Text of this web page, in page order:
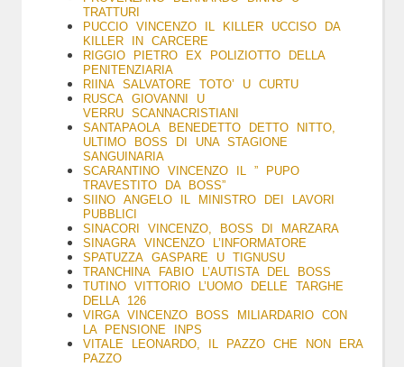
TRATTURI
PUCCIO VINCENZO IL KILLER UCCISO DA
KILLER IN CARCERE
RIGGIO PIETRO EX POLIZIOTTO DELLA
PENITENZIARIA
RIINA SALVATORE TOTO’ U CURTU
RUSCA GIOVANNI U
VERRU SCANNACRISTIANI
SANTAPAOLA BENEDETTO DETTO NITTO,
ULTIMO BOSS DI UNA STAGIONE
SANGUINARIA
SCARANTINO VINCENZO IL ” PUPO
TRAVESTITO DA BOSS”
SIINO ANGELO IL MINISTRO DEI LAVORI
PUBBLICI
SINACORI VINCENZO, BOSS DI MARZARA
SINAGRA VINCENZO L’INFORMATORE
SPATUZZA GASPARE U TIGNUSU
TRANCHINA FABIO L’AUTISTA DEL BOSS
TUTINO VITTORIO L’UOMO DELLE TARGHE
DELLA 126
VIRGA VINCENZO BOSS MILIARDARIO CON
LA PENSIONE INPS
VITALE LEONARDO, IL PAZZO CHE NON ERA
PAZZO